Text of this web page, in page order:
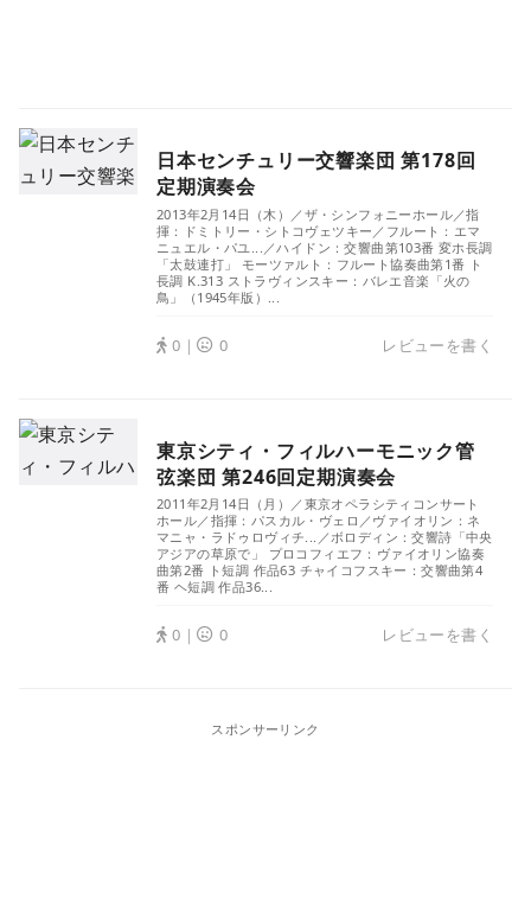
日本センチュリー交響楽団 第178回
定期演奏会
2013年2月14日（木）／ザ・シンフォニーホール／指
揮：ドミトリー・シトコヴェツキー／フルート：エマ
ニュエル・パユ...／ハイドン：交響曲第103番 変ホ長調
「太鼓連打」 モーツァルト：フルート協奏曲第1番 ト
長調 K.313 ストラヴィンスキー：バレエ音楽「火の
鳥」（1945年版）...
0｜ 0 レビューを書く
東京シティ・フィルハーモニック管
弦楽団 第246回定期演奏会
2011年2月14日（月）／東京オペラシティコンサート
ホール／指揮：パスカル・ヴェロ／ヴァイオリン：ネ
マニャ・ラドゥロヴィチ...／ボロディン：交響詩「中央
アジアの草原で」 プロコフィエフ：ヴァイオリン協奏
曲第2番 ト短調 作品63 チャイコフスキー：交響曲第4
番 ヘ短調 作品36...
0｜ 0 レビューを書く
スポンサーリンク